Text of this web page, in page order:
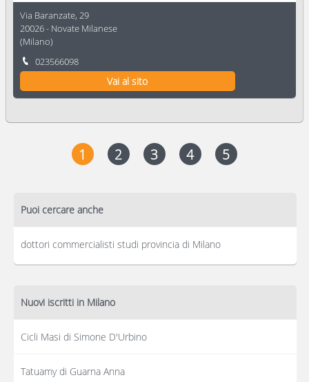
Via Baranzate, 29
20026- Novate Milanese
(Milano)
023566098
Vai al sito
1 2 3 4 5
Puoi cercare anche
dottori commercialisti studi provincia di Milano
Nuovi iscritti in Milano
Cicli Masi di Simone D'Urbino
Tatuamy di Guarna Anna